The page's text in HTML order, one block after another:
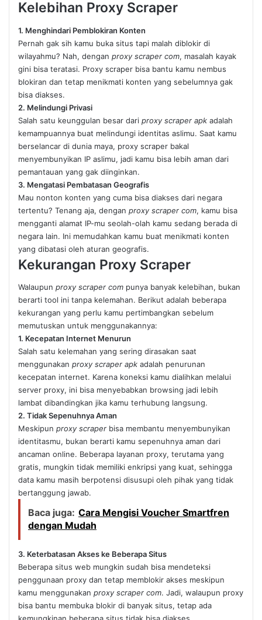
Kelebihan Proxy Scraper
1. Menghindari Pemblokiran Konten
Pernah gak sih kamu buka situs tapi malah diblokir di
wilayahmu? Nah, dengan proxy scraper com, masalah kayak
gini bisa teratasi. Proxy scraper bisa bantu kamu nembus
blokiran dan tetap menikmati konten yang sebelumnya gak
bisa diakses.
2. Melindungi Privasi
Salah satu keunggulan besar dari proxy scraper apk adalah
kemampuannya buat melindungi identitas aslimu. Saat kamu
berselancar di dunia maya, proxy scraper bakal
menyembunyikan IP aslimu, jadi kamu bisa lebih aman dari
pemantauan yang gak diinginkan.
3. Mengatasi Pembatasan Geografis
Mau nonton konten yang cuma bisa diakses dari negara
tertentu? Tenang aja, dengan proxy scraper com, kamu bisa
mengganti alamat IP-mu seolah-olah kamu sedang berada di
negara lain. Ini memudahkan kamu buat menikmati konten
yang dibatasi oleh aturan geografis.
Kekurangan Proxy Scraper
Walaupun proxy scraper com punya banyak kelebihan, bukan
berarti tool ini tanpa kelemahan. Berikut adalah beberapa
kekurangan yang perlu kamu pertimbangkan sebelum
memutuskan untuk menggunakannya:
1. Kecepatan Internet Menurun
Salah satu kelemahan yang sering dirasakan saat
menggunakan proxy scraper apk adalah penurunan
kecepatan internet. Karena koneksi kamu dialihkan melalui
server proxy, ini bisa menyebabkan browsing jadi lebih
lambat dibandingkan jika kamu terhubung langsung.
2. Tidak Sepenuhnya Aman
Meskipun proxy scraper bisa membantu menyembunyikan
identitasmu, bukan berarti kamu sepenuhnya aman dari
ancaman online. Beberapa layanan proxy, terutama yang
gratis, mungkin tidak memiliki enkripsi yang kuat, sehingga
data kamu masih berpotensi disusupi oleh pihak yang tidak
bertanggung jawab.
Baca juga: Cara Mengisi Voucher Smartfren
dengan Mudah
3. Keterbatasan Akses ke Beberapa Situs
Beberapa situs web mungkin sudah bisa mendeteksi
penggunaan proxy dan tetap memblokir akses meskipun
kamu menggunakan proxy scraper com. Jadi, walaupun proxy
bisa bantu membuka blokir di banyak situs, tetap ada